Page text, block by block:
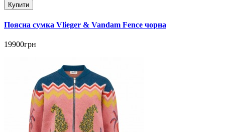
Купити
Поясна сумка Vlieger & Vandam Fence чорна
19900грн